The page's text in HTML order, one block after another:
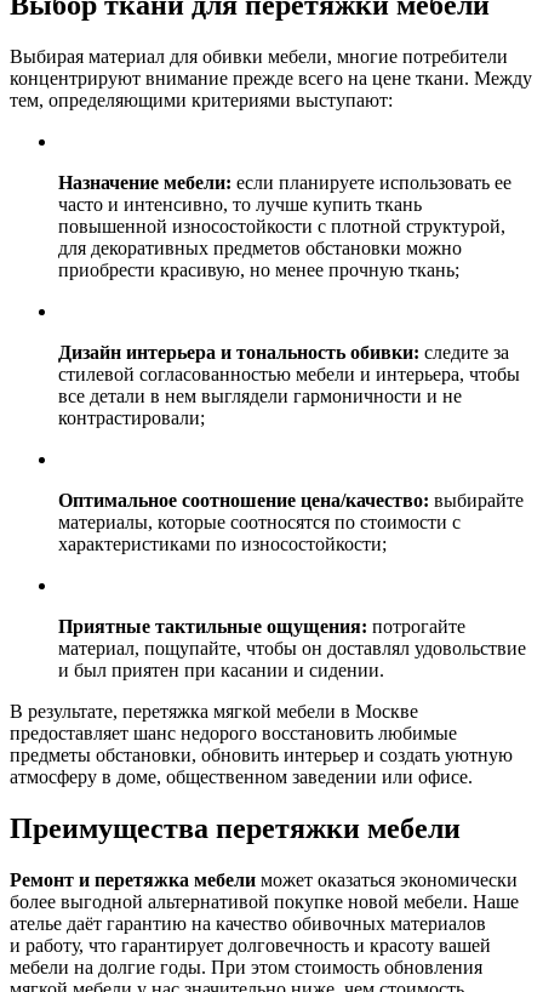
Выбирая материал для обивки мебели, многие потребители
концентрируют внимание прежде всего на цене ткани. Между
тем, определяющими критериями выступают:
Назначение мебели: если планируете использовать ее
часто и интенсивно, то лучше купить ткань
повышенной износостойкости с плотной структурой,
для декоративных предметов обстановки можно
приобрести красивую, но менее прочную ткань;
Дизайн интерьера и тональность обивки: следите за
стилевой согласованностью мебели и интерьера, чтобы
все детали в нем выглядели гармоничности и не
контрастировали;
Оптимальное соотношение цена/качество: выбирайте
материалы, которые соотносятся по стоимости с
характеристиками по износостойкости;
Приятные тактильные ощущения: потрогайте
материал, пощупайте, чтобы он доставлял удовольствие
и был приятен при касании и сидении.
В результате, перетяжка мягкой мебели в Москве
предоставляет шанс недорого восстановить любимые
предметы обстановки, обновить интерьер и создать уютную
атмосферу в доме, общественном заведении или офисе.
Преимущества перетяжки мебели
Ремонт и перетяжка мебели может оказаться экономически
более выгодной альтернативой покупке новой мебели. Наше
ателье даёт гарантию на качество обивочных материалов
и работу, что гарантирует долговечность и красоту вашей
мебели на долгие годы. При этом стоимость обновления